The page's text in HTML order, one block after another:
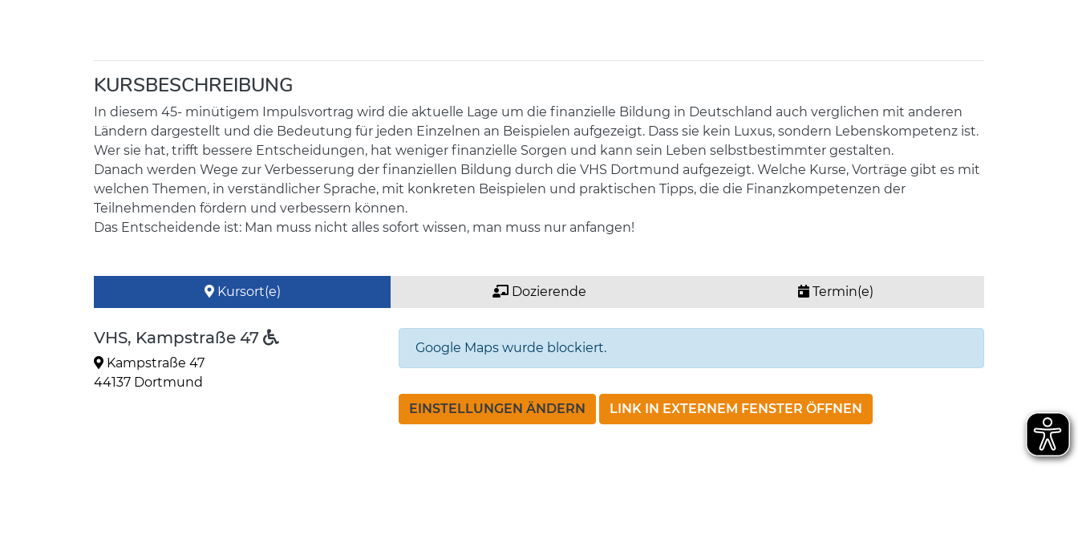
KURSBESCHREIBUNG
In diesem 45- minütigem Impulsvortrag wird die aktuelle Lage um die finanzielle Bildung in Deutschland auch verglichen mit anderen
Ländern dargestellt und die Bedeutung für jeden Einzelnen an Beispielen aufgezeigt. Dass sie kein Luxus, sondern Lebenskompetenz ist.
Wer sie hat, trifft bessere Entscheidungen, hat weniger finanzielle Sorgen und kann sein Leben selbstbestimmter gestalten.
Danach werden Wege zur Verbesserung der finanziellen Bildung durch die VHS Dortmund aufgezeigt. Welche Kurse, Vorträge gibt es mit
welchen Themen, in verständlicher Sprache, mit konkreten Beispielen und praktischen Tipps, die die Finanzkompetenzen der
Teilnehmenden fördern und verbessern können.
Das Entscheidende ist: Man muss nicht alles sofort wissen, man muss nur anfangen!
Kursort(e) Dozierende Termin(e)
VHS, Kampstraße 47
Kampstraße 47
44137 Dortmund
Google Maps wurde blockiert.
EINSTELLUNGEN ÄNDERN LINK IN EXTERNEM FENSTER ÖFFNEN